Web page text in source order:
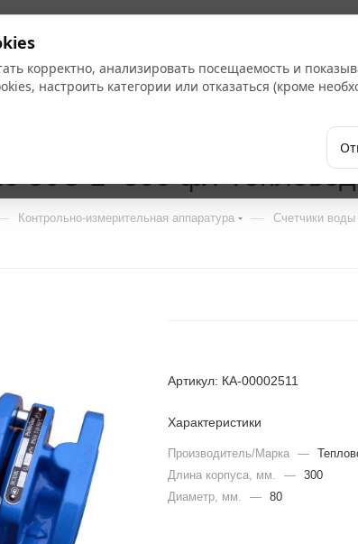
Бренды
50С L=300 фл
Контрольно-измерительная аппаратура — Счетчики воды
Артикул: КА-00002511
Характеристики
Производитель/Марка —
Длина корпуса, мм.
—
300
Диаметр, мм.
— 80
корректно, анализировать посещаемость и
настроить категории или отказаться (кроме